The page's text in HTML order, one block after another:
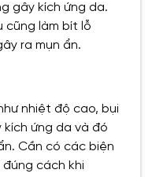
gây kích ứng da.
cũng làm bít lỗ
ra mụn ẩn.
nhiệt độ cao, bụi
ứng da và đó
Cần có các biện
cách khi